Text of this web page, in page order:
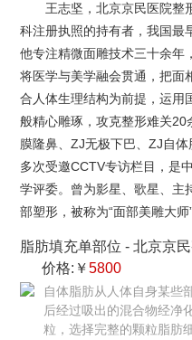
王志坚，北京京民医院整
科注册执照的持有者，我国最
他专注精微面雕技术三十余年
将医学与美学融会贯通，把面
合人体生理结构为前提，运用
般精心雕琢，攻克整形难关
膜隆鼻、ZJ无极下巴、ZJ自
多次受邀CCTV专访栏目，是
学评委。曾为影星、歌星、主
部塑形，被称为“面部美雕大师”
脂肪填充单部位 -北京京
价格:￥5800
自体脂肪从人体自身某些
后经过吸出的混合物经净
粒，选择完整的颗粒脂肪